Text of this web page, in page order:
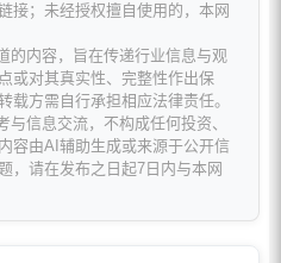
接；未经授权擅自使用的，本网
的内容，旨在传递行业信息与观
或对其真实性、完整性作出保
载方需自行承担相应法律责任。
信息交流，不构成任何投资、
容由AI辅助生成或来源于公开信
，请在发布之日起7日内与本网